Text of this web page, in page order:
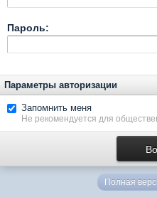
Пароль:
Параметры авторизации
Запомнить меня
Не рекомендуется для
Полная